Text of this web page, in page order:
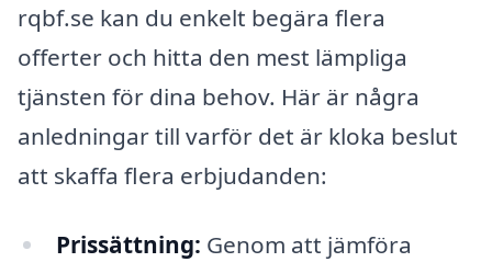
rqbf.se kan du enkelt begära flera
offerter och hitta den mest lämpliga
tjänsten för dina behov. Här är några
anledningar till varför det är kloka beslut
att skaffa flera erbjudanden:
Prissättning: Genom att jämföra